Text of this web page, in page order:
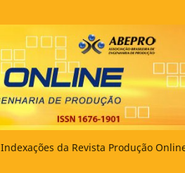
Indexações da Revista Produção